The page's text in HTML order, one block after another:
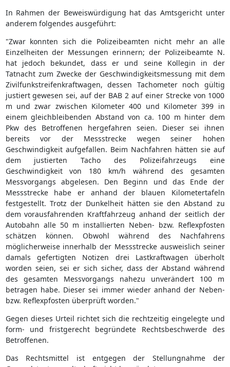
In Rahmen der Beweiswürdigung hat das Amtsgericht unter
anderem folgendes ausgeführt:
"Zwar konnten sich die Polizeibeamten nicht mehr an alle
Einzelheiten der Messungen erinnern; der Polizeibeamte N.
hat jedoch bekundet, dass er und seine Kollegin in der
Tatnacht zum Zwecke der Geschwindigkeitsmessung mit dem
Zivilfunkstreifenkraftwagen, dessen Tachometer noch gültig
justiert gewesen sei, auf der BAB 2 auf einer Strecke von 1000
m und zwar zwischen Kilometer 400 und Kilometer 399 in
einem gleichbleibenden Abstand von ca. 100 m hinter dem
Pkw des Betroffenen hergefahren seien. Dieser sei ihnen
bereits vor der Messstrecke wegen seiner hohen
Geschwindigkeit aufgefallen. Beim Nachfahren hätten sie auf
dem justierten Tacho des Polizeifahrzeugs eine
Geschwindigkeit von 180 km/h während des gesamten
Messvorgangs abgelesen. Den Beginn und das Ende der
Messstrecke habe er anhand der blauen Kilometertafeln
festgestellt. Trotz der Dunkelheit hätten sie den Abstand zu
dem vorausfahrenden Kraftfahrzeug anhand der seitlich der
Autobahn alle 50 m installierten Neben- bzw. Reflexpfosten
schätzen können. Obwohl während des Nachfahrens
möglicherweise innerhalb der Messstrecke ausweislich seiner
damals gefertigten Notizen drei Lastkraftwagen überholt
worden seien, sei er sich sicher, dass der Abstand während
des gesamten Messvorgangs nahezu unverändert 100 m
betragen habe. Dieser sei immer wieder anhand der Neben-
bzw. Reflexpfosten überprüft worden."
Gegen dieses Urteil richtet sich die rechtzeitig eingelegte und
form- und fristgerecht begründete Rechtsbeschwerde des
Betroffenen.
Das Rechtsmittel ist entgegen der Stellungnahme der